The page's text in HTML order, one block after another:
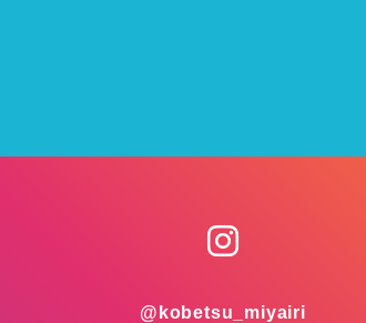
@kobetsu_miyairi